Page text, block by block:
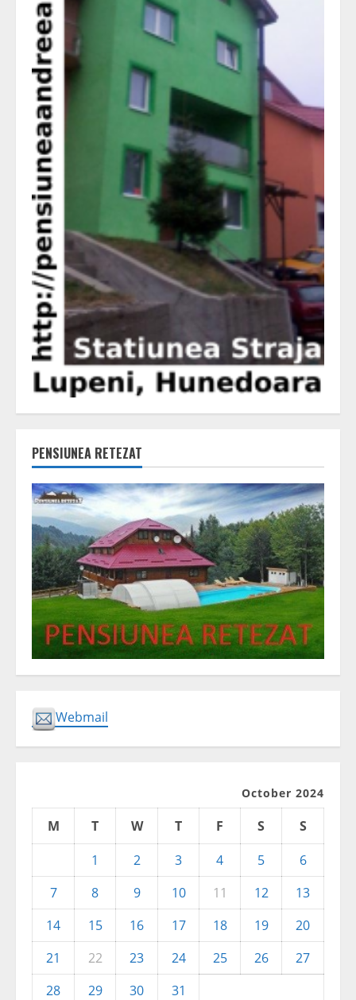
PENSIUNEA RETEZAT
Webmail
October 2024
M T W T F S
S
1
2 3 4 5
6
7
8 9 10 11 12
13
14
15 16 17 18 19
20
21
22 23 24 25 26
27
28
29 30
31